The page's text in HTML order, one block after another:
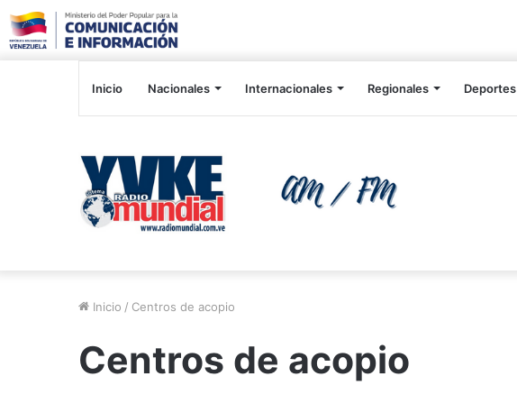
Inicio Nacionales Internacionales Regionales Deportes
Inicio / Centros de acopio
Centros de acopio